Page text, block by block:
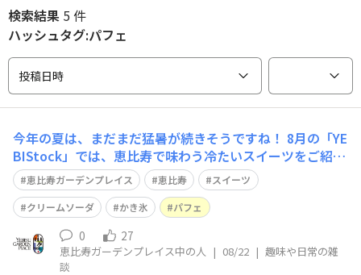
検索結果 5 件
ハッシュタグ:パフェ
投稿日時
今年の夏は、まだまだ猛暑が続きそうですね！ 8月の「YE
BIStock」では、恵比寿で味わう冷たいスイーツをご紹介
してしています♪ 季節の果実を使用したスイーツや、進
化系かき氷など、 暑い夏にぴったりの一杯で、涼やかな
ひとときはいかがでしょうか。 ぜひご覧ください。 http
s://yebist
恵比寿ガーデンプレイス 恵比寿
スイーツ
クリームソーダ
かき氷 パフェ
0 27
恵比寿ガーデンプレイス中の人 | 08/22 | 趣味や日常の雑
談